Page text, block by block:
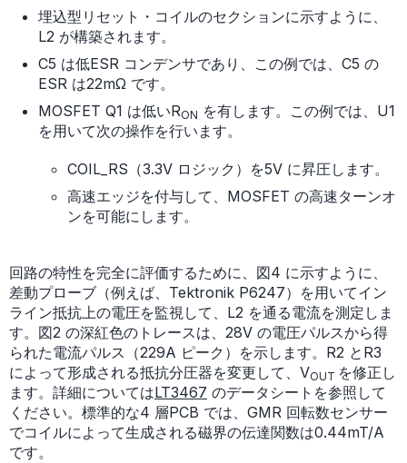
埋込型リセット・コイルのセクションに示すように、
L2 が構築されます。
C5 は低ESR コンデンサであり、この例では、C5 の
ESR は22mΩ です。
MOSFET Q1 は低いRON を有します。この例では、U1
を用いて次の操作を行います。
COIL_RS（3.3V ロジック）を5V に昇圧します。
高速エッジを付与して、MOSFET の高速ターンオ
ンを可能にします。
回路の特性を完全に評価するために、図4 に示すように、
差動プローブ（例えば、Tektronik P6247）を用いてイン
ライン抵抗上の電圧を監視して、L2 を通る電流を測定しま
す。図2 の深紅色のトレースは、28V の電圧パルスから得
られた電流パルス（229A ピーク）を示します。R2 とR3
によって形成される抵抗分圧器を変更して、VOUT を修正し
ます。詳細についてはLT3467 のデータシートを参照して
ください。標準的な4 層PCB では、GMR 回転数センサー
でコイルによって生成される磁界の伝達関数は0.44mT/A
です。